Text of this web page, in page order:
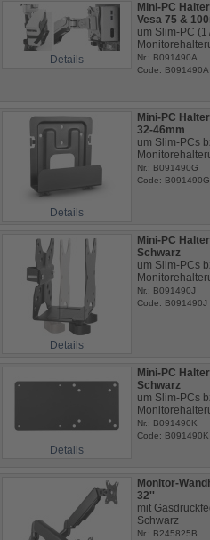
Details
Mini-PC
Vesa 75 &
um Slim-PC
Nr.: B091490A
Code: B091490A
Details
Mini-PC
32-46mm
um Slim-PCs
Nr.: B091490G
Code: B091490G
Details
Mini-PC
Schwarz
um Slim-PCs
Nr.: B091490J
Code: B091490J
Details
Mini-PC
Schwarz
um Slim-PCs
Nr.: B091490K
Code: B091490K
Monitor-
32''
mit
Schwarz
Nr.: B245825B